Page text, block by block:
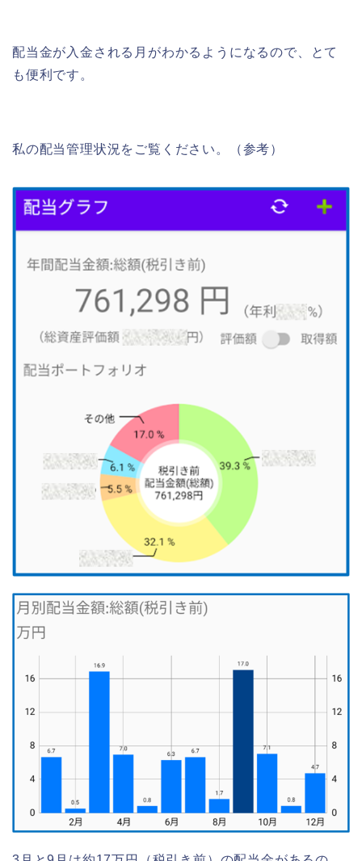
配当金が入金される月がわかるようになるので、とて
も便利です。
私の配当管理状況をご覧ください。（参考）